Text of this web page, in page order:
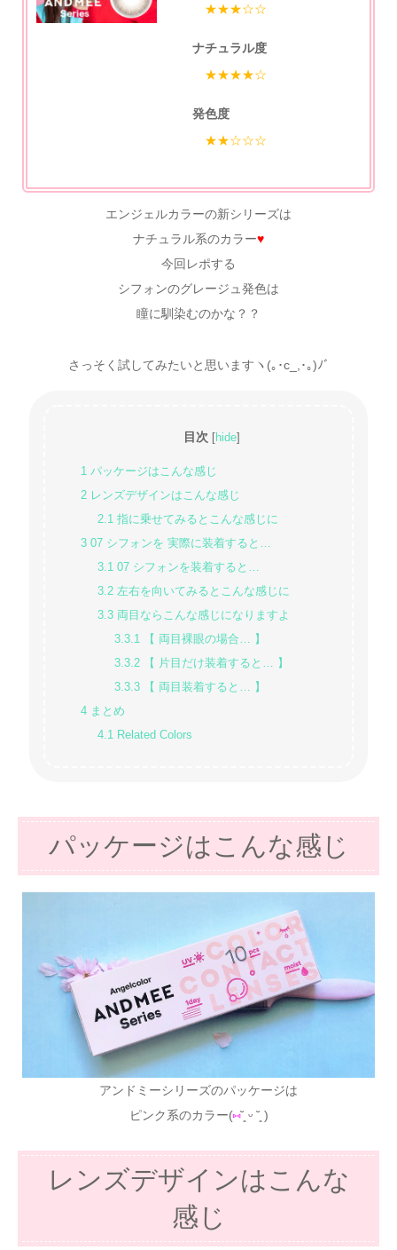
★★★☆☆
ナチュラル度
★★★★☆
発色度
★★☆☆☆
エンジェルカラーの新シリーズは
ナチュラル系のカラー♥
今回レポする
シフォンのグレージュ発色は
瞳に馴染むのかな？？
さっそく試してみたいと思いますヽ(｡･c_,･｡)ﾉﾞ
目次 [hide]
1 パッケージはこんな感じ
2 レンズデザインはこんな感じ
2.1指に乗せてみるとこんな感じに
3 07 シフォンを 実際に装着すると…
3.107 シフォンを装着すると…
3.2左右を向いてみるとこんな感じに
3.3両目ならこんな感じになりますよ
3.3.1【 両目裸眼の場合… 】
3.3.2【 片目だけ装着すると… 】
3.3.3【 両目装着すると… 】
4 まとめ
4.1Related Colors
パッケージはこんな感じ
アンドミーシリーズのパッケージは
ピンク系のカラー(⑅˘͈ ᵕ ˘͈ )
レンズデザインはこんな
感じ